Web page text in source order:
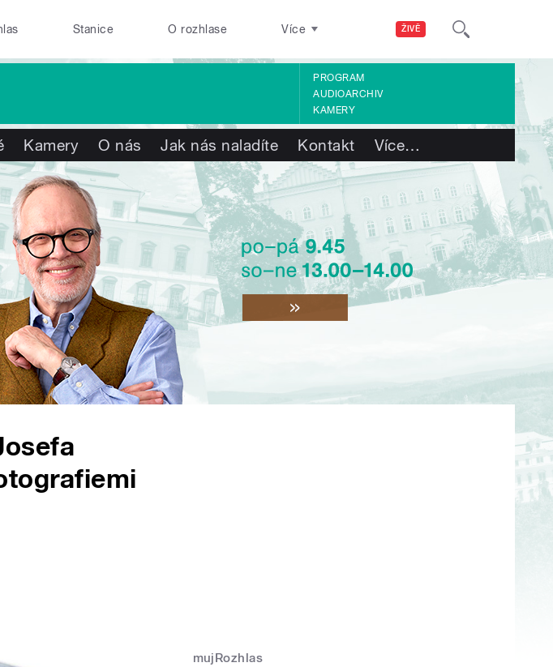
ŽIVĚ
Stanice O rozhlase Více
PROGRAM
AUDIOARCHIV
KAMERY
Kamery O nás Jak nás naladíte Kontakt Více…
mujRozhlas